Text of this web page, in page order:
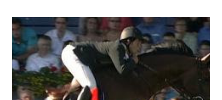
POWER - MILLAR 5 ARMANIE -VOORN 6 QUERLYBET
HERO -LEJAUNE 7 MO CHROI - O’BRIEN 8 CARMENA Z -
BREEN 9 JALLA DE GAVIERE -RAMZY AL DUHAMI 10
NOVEL -PHILIPPAERTS 3 triple 1 LATE NIGHT -LEVY 2 K
CLUB LADY -O’CONNOR 3 QUICK STUDY - HOUGH 4
LORENZO -AHLMANN 5 L’ESPOIR -GULLIKSEN 6